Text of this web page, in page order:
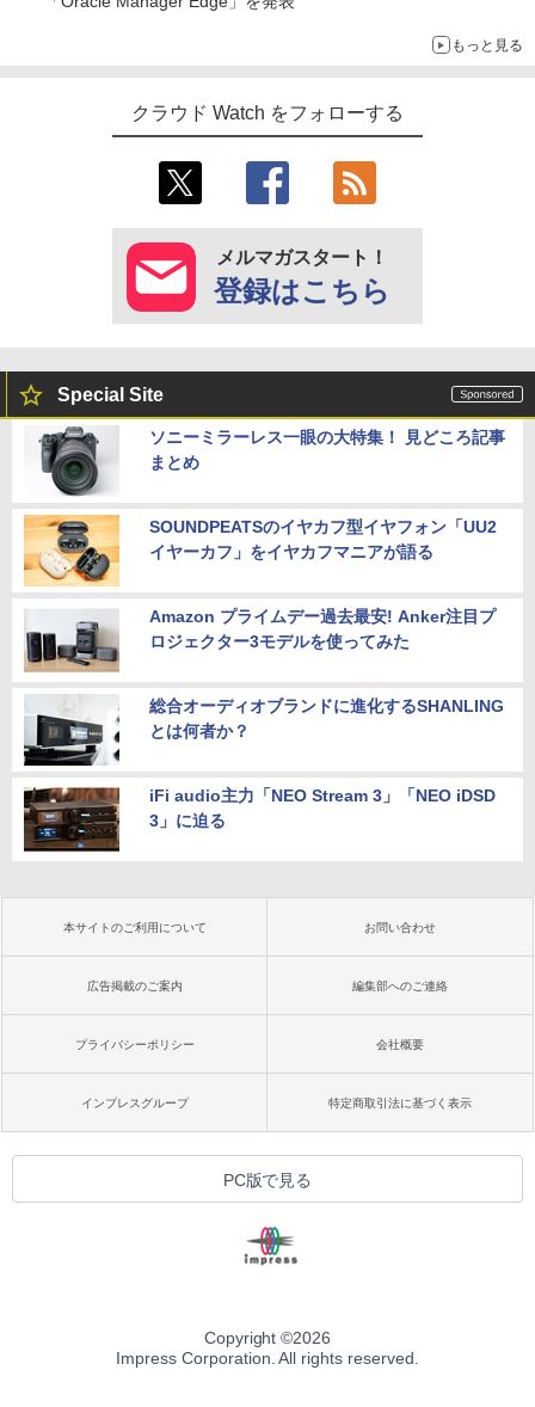
もっと見る
クラウド Watch をフォローする
メルマガスタート！
登録はこちら
Special Site
ソニーミラーレス一眼の大特集！ 見どころ記事
まとめ
SOUNDPEATSのイヤカフ型イヤフォン「UU2
イヤーカフ」をイヤカフマニアが語る
Amazon プライムデー過去最安! Anker注目プ
ロジェクター3モデルを使ってみた
総合オーディオブランドに進化するSHANLING
とは何者か？
iFi audio主力「NEO Stream 3」「NEO iDSD
3」に迫る
本サイトのご利用について お問い合わせ
広告掲載のご案内 編集部へのご連絡
プライバシーポリシー 会社概要
インプレスグループ 特定商取引法に基づく表示
PC版で見る
Copyright ©2026
Impress Corporation. All rights reserved.